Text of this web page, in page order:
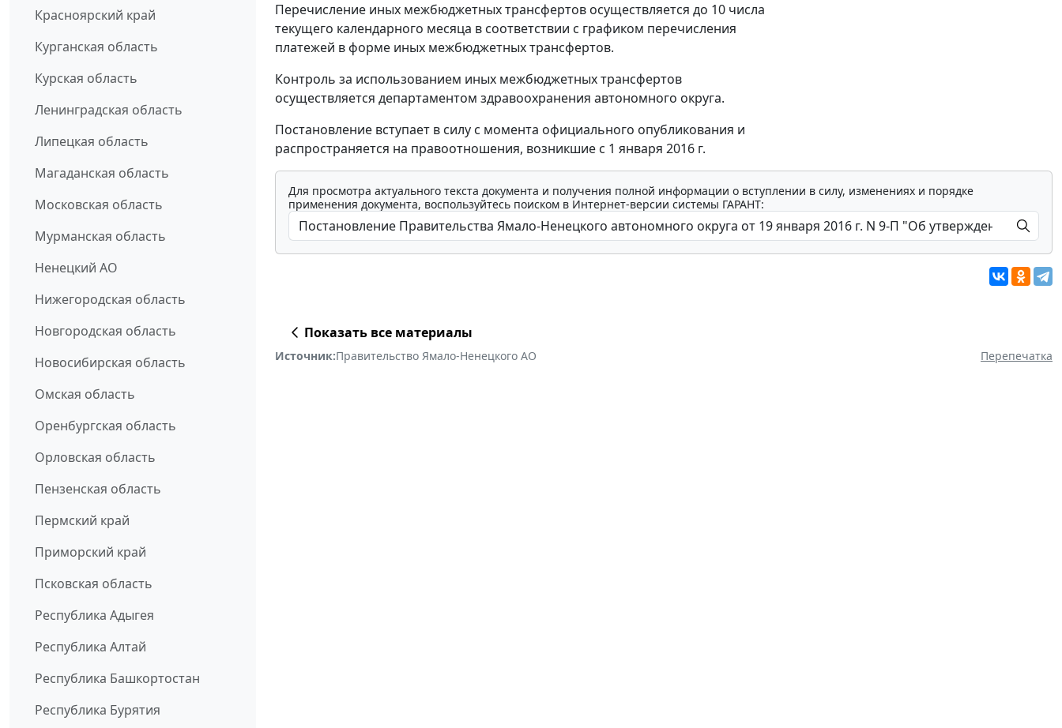
Красноярский край
Курганская область
Курская область
Ленинградская область
Липецкая область
Магаданская область
Московская область
Мурманская область
Ненецкий АО
Нижегородская область
Новгородская область
Новосибирская область
Омская область
Оренбургская область
Орловская область
Пензенская область
Пермский край
Приморский край
Псковская область
Республика Адыгея
Республика Алтай
Республика Башкортостан
Республика Бурятия
Перечисление иных межбюджетных трансфертов осуществляется до 10 числа
текущего календарного месяца в соответствии с графиком перечисления
платежей в форме иных межбюджетных трансфертов.
Контроль за использованием иных межбюджетных трансфертов
осуществляется департаментом здравоохранения автономного округа.
Постановление вступает в силу с момента официального опубликования и
распространяется на правоотношения, возникшие с 1 января 2016 г.
Для просмотра актуального текста документа и получения полной информации о вступлении в силу, изменениях и порядке
применения документа, воспользуйтесь поиском в Интернет-версии системы ГАРАНТ:
Показать все материалы
Источник:Правительство Ямало-Ненецкого АО Перепечатка